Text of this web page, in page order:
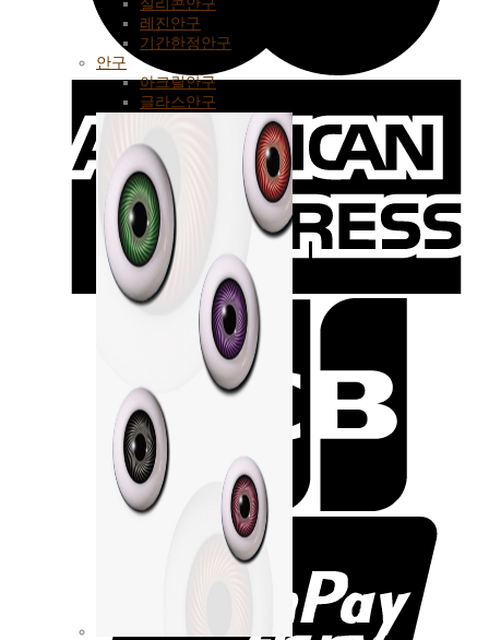
실리콘안구
레진안구
기간한정안구
안구
아크릴안구
글라스안구